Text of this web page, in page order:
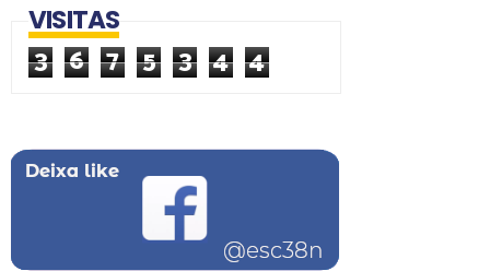
VISITAS
3 6 7 5 3 4 4